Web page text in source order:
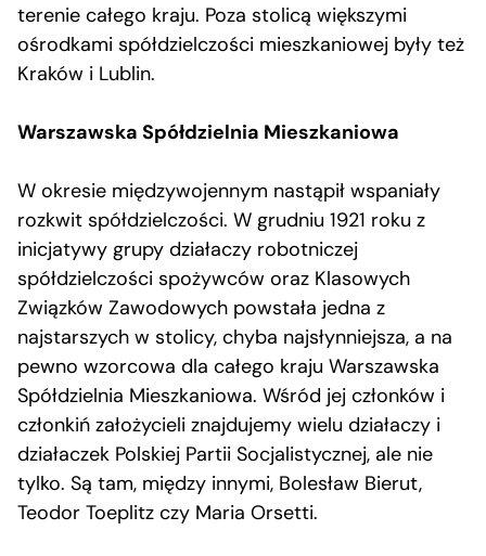
terenie całego kraju. Poza stolicą większymi
ośrodkami spółdzielczości mieszkaniowej były też
Kraków i Lublin.
Warszawska Spółdzielnia Mieszkaniowa
W okresie międzywojennym nastąpił wspaniały
rozkwit spółdzielczości. W grudniu 1921 roku z
inicjatywy grupy działaczy robotniczej
spółdzielczości spożywców oraz Klasowych
Związków Zawodowych powstała jedna z
najstarszych w stolicy, chyba najsłynniejsza, a na
pewno wzorcowa dla całego kraju Warszawska
Spółdzielnia Mieszkaniowa. Wśród jej członków i
członkiń założycieli znajdujemy wielu działaczy i
działaczek Polskiej Partii Socjalistycznej, ale nie
tylko. Są tam, między innymi, Bolesław Bierut,
Teodor Toeplitz czy Maria Orsetti.